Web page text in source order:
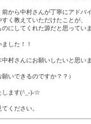
から中村さんが丁寧にアドバ
く教えていただけたことが、
にしてくれた源だと思っていま
した！！
村さんにお願いしたいと思いま
いできるのですか？？）
します(^_-)-☆
ください。